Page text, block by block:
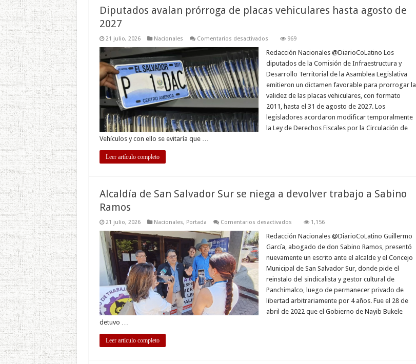
Diputados avalan prórroga de placas vehiculares hasta agosto de
2027
21 julio, 2026 Nacionales Comentarios desactivadosen
avalan
de
placas
vehiculares
hasta
de
2027
969
Redacción Nacionales @DiarioCoLatino Los
diputados de la Comisión de Infraestructura y
Desarrollo Territorial de la Asamblea Legislativa
emitieron un dictamen favorable para prorrogar la
validez de las placas vehiculares, con formato
2011, hasta el 31 de agosto de 2027. Los
legisladores acordaron modificar temporalmente
la Ley de Derechos Fiscales por la Circulación de
Vehículos y con ello se evitaría que …
Leer artículo completo
Alcaldía de San Salvador Sur se niega a devolver trabajo a Sabino
Ramos
21 julio, 2026 Nacionales, Portada Comentarios desactivadosen
de
Salvador
Sur
se
niega
devolver trabajo
a
Sabino
Ramos
1,156
Redacción Nacionales @DiarioCoLatino Guillermo
García, abogado de don Sabino Ramos, presentó
nuevamente un escrito ante el alcalde y el Concejo
Municipal de San Salvador Sur, donde pide el
reinstalo del sindicalista y gestor cultural de
Panchimalco, luego de permanecer privado de
libertad arbitrariamente por 4 años. Fue el 28 de
abril de 2022 que el Gobierno de Nayib Bukele
detuvo …
Leer artículo completo